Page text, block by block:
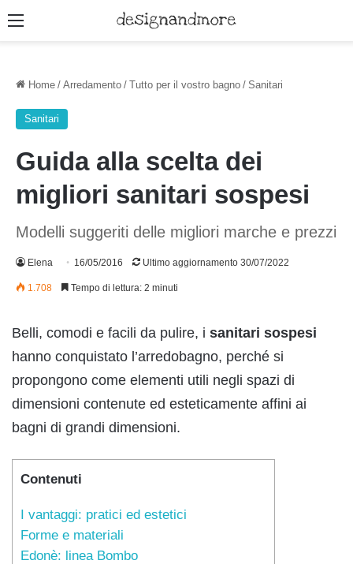
Menu
Home / Arredamento / Tutto per il vostro bagno / Sanitari
Sanitari
Guida alla scelta dei
migliori sanitari sospesi
Modelli suggeriti delle migliori marche e prezzi
Elena 16/05/2016 Ultimo aggiornamento 30/07/2022
1.708 Tempo di lettura: 2 minuti
Belli, comodi e facili da pulire, i sanitari sospesi
hanno conquistato l’arredobagno, perché si
propongono come elementi utili negli spazi di
dimensioni contenute ed esteticamente affini ai
bagni di grandi dimensioni.
Contenuti
I vantaggi: pratici ed estetici
Forme e materiali
Edonè: linea Bombo